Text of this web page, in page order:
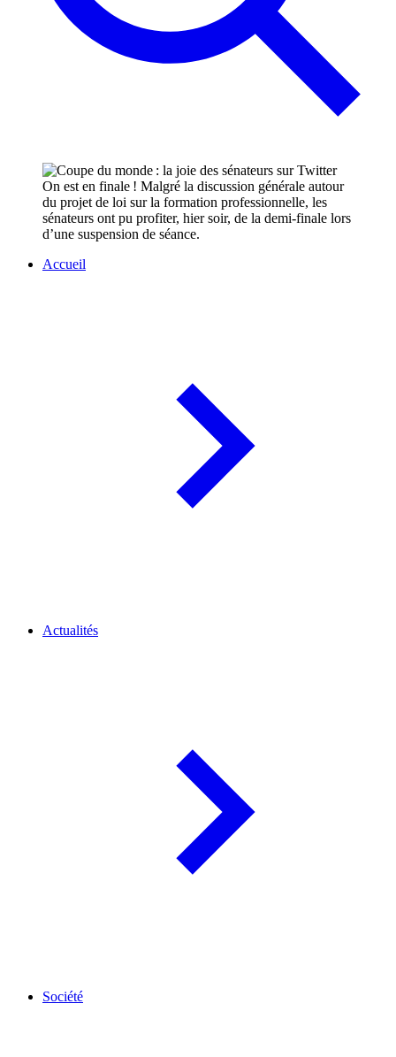
On est en finale ! Malgré la discussion générale autour
du projet de loi sur la formation professionnelle, les
sénateurs ont pu profiter, hier soir, de la demi-finale lors
d’une suspension de séance.
Accueil
Actualités
Société